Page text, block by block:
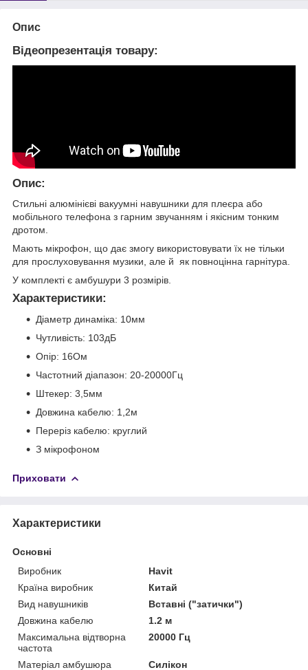
Опис
Відеопрезентація товару:
Опис:
Стильні алюмінієві вакуумні навушники для плеєра або
мобільного телефона з гарним звучанням і якісним тонким
дротом.
Мають мікрофон, що дає змогу використовувати їх не тільки
для прослуховування музики, але й як повноцінна гарнітура.
У комплекті є амбушури 3 розмірів.
Характеристики:
Діаметр динаміка: 10мм
Чутливість: 103дБ
Опір: 16Ом
Частотний діапазон: 20-20000Гц
Штекер: 3,5мм
Довжина кабелю: 1,2м
Переріз кабелю: круглий
З мікрофоном
Приховати
Характеристики
Основні
Виробник
Havit
Країна виробник
Китай
Вид навушників
Вставні ("затички")
Довжина кабелю
1.2 м
Максимальна відтворна
частота
20000 Гц
Матеріал амбушюра
Силікон